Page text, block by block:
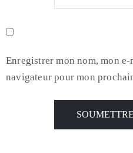
Enregistrer mon nom, mon
navigateur pour mon